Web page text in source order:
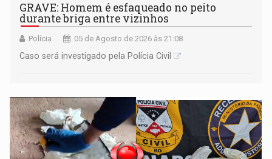
GRAVE: Homem é esfaqueado no peito
durante briga entre vizinhos
Polícia 05 de Agosto de 2026 às 21:08
Caso será investigado pela Polícia Civil